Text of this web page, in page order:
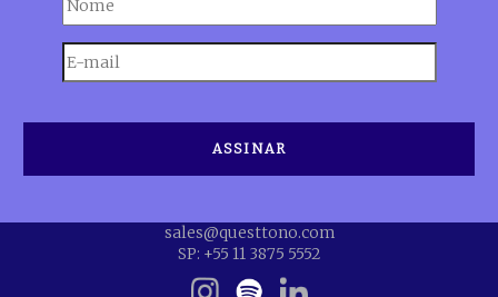
sales@questtono.com
SP: +55 11 3875 5552